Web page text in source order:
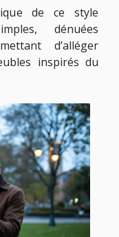
de ce style
dénuées
d’alléger
inspirés du